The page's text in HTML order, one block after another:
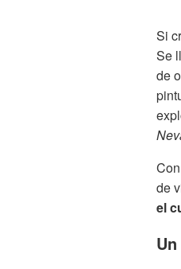
Si
Se
de
de
el